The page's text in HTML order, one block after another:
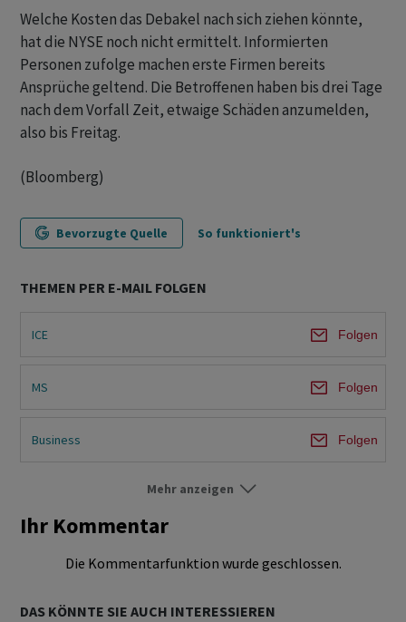
Welche Kosten das Debakel nach sich ziehen könnte,
hat die NYSE noch nicht ermittelt. Informierten
Personen zufolge machen erste Firmen bereits
Ansprüche geltend. Die Betroffenen haben bis drei Tage
nach dem Vorfall Zeit, etwaige Schäden anzumelden,
also bis Freitag.
(Bloomberg)
Bevorzugte Quelle So funktioniert's
THEMEN PER E-MAIL FOLGEN
ICE Folgen
MS Folgen
Business Folgen
Mehr anzeigen
Ihr Kommentar
Die Kommentarfunktion wurde geschlossen.
DAS KÖNNTE SIE AUCH INTERESSIEREN